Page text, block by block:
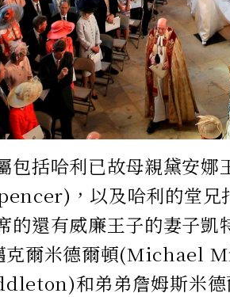
包括哈利已故母親黛安娜
，以及哈利的堂
的還有威廉王子的妻子
克爾米德爾頓(Michael
和弟弟詹姆斯米